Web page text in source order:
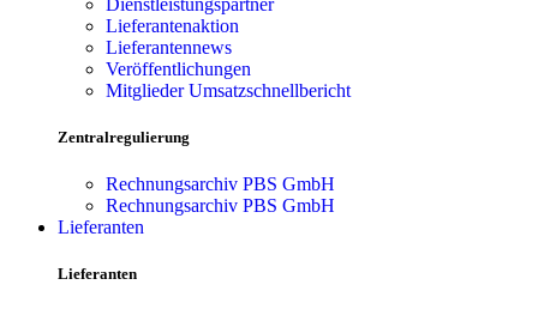
Lieferantenaktion
Lieferantennews
Veröffentlichungen
Mitglieder Umsatzschnellbericht
Zentralregulierung
Rechnungsarchiv PBS GmbH
Rechnungsarchiv PBS GmbH
Lieferanten
Lieferanten